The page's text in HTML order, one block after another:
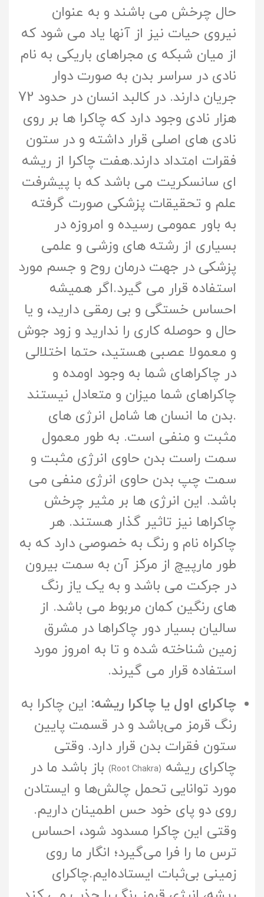
حال چرخش می باشند و به عنوان
نیروی حیات نیز از آنها یاد می شود که
از میان شبکه ی مجراهای باریکی به نام
نادی در سراسر بدن به صورت دوار
جریان دارند. در کالبد انسان در حدود 72
هزار نادی وجود دارد که چاکرا ها بر روی
نادی های اصلی قرار داشته و در ستون
فقرات امتداد دارند.هفت چاکرا از ریشه
ای سانسکریت می باشد که با پیشرفت
علم و تحقیقات پزشکی صورت گرفته
به باور عمومی رسیده و امروزه در
بسیاری از رشته های وزشی و علمی
پزشکی در جهت درمان روح و جسم مورد
استفاده قرار می گیرد.اگر همیشه
احساس خستگی و بی رمقی دارید، و یا
حال و حوصله کاری را ندارید و زود جوش
و معمولا عصبی هستید، حتما اختلالی
در چاکراهای شما به وجود اومده و
چاکراهای شما میزان و متعادل نیستند
.بدن ما انسان ها شامل انرژی های
مثبت و منفی است. به طور معمول
سمت راست بدن حاوی انرژی مثبت و
سمت چپ بدن حاوی انرژی منفی می
باشد. این انرژی ها بر مثیر چرخش
چاکراها نیز تاثیر گذار هستند. هر
چاکراه نام و رنگ به خصوصی دارد که به
طور مارپیچ از مرکز آن به سمت بیرون
در جرکت می باشد و به یک یاز رنگ
های رنگین کمان مربوط می باشد. از
سالیان بسیار دور چاکراها در مشرق
زمین شناخته شده و تا به امروز مورد
استفاده قرار می گیرند.
چاکرای اول یا چاکرا ریشه: این چاکرا به
رنگ قرمز می‌باشد و در قسمت پایین
ستون فقرات بدن قرار دارد. وقتی
چاکرای ریشه (Root Chakra)
باز باشد ما در
مورد توانایی تحمل چالش‌ها و ایستادن
روی دو پای خود حس اطمینان داریم.
وقتی این چاکرا مسدود شود، احساس
ترس ما را فرا می‌گیرد؛ انگار ما روی
زمینی بی‌ثبات ایستاده‌ایم.چاکرای